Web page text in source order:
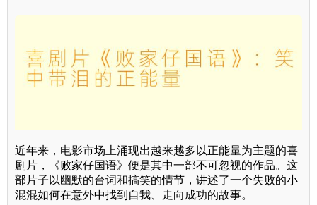
近年来，电影市场上涌现出越来越多以正能量为主题的喜
剧片，《败家仔国语》便是其中一部不可忽视的作品。这
部片子以幽默的台词和搞笑的情节，讲述了一个失败的小
混混如何在意外中找到自我、走向成功的故事。